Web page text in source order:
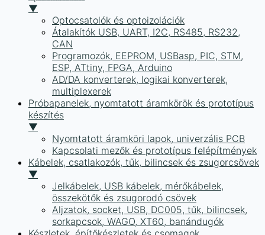
▼
Optocsatolók és optoizolációk
Átalakítók USB, UART, I2C, RS485, RS232,
CAN
Programozók, EEPROM, USBasp, PIC, STM,
ESP, ATtiny, FPGA, Arduino
AD/DA konverterek, logikai konverterek,
multiplexerek
Próbapanelek, nyomtatott áramkörök és prototípus
készítés
▼
Nyomtatott áramköri lapok, univerzális PCB
Kapcsolati mezők és prototípus felépítmények
Kábelek, csatlakozók, tűk, bilincsek és zsugorcsövek
▼
Jelkábelek, USB kábelek, mérőkábelek,
összekötők és zsugorodó csövek
Aljzatok, socket, USB, DC005, tűk, bilincsek,
sorkapcsok, WAGO, XT60, banándugók